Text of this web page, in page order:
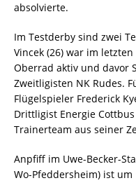
absolvierte.
Im Testderby sind zwei
Vincek (26) war im
Oberrad aktiv und davor
Zweitligisten NK Rudes.
Flügelspieler Frederick
Drittligist Energie
Trainerteam aus seiner
Anpfiff im Uwe-Becker-
Wo-Pfeddersheim) ist um